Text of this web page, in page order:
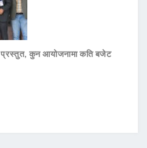
कुन आयोजनामा कति बजेट